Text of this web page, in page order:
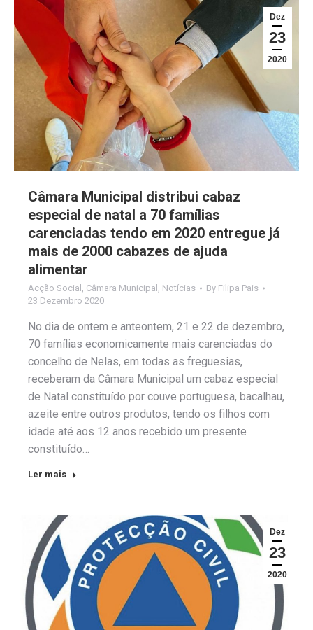
Dez
23
2020
Câmara Municipal distribui cabaz
especial de natal a 70 famílias
carenciadas tendo em 2020 entregue já
mais de 2000 cabazes de ajuda
alimentar
Acção Social Câmara Municipal Notícias By Filipa Pais
23 Dezembro 2020
No dia de ontem e anteontem, 21 e 22 de dezembro,
70 famílias economicamente mais carenciadas do
concelho de Nelas, em todas as freguesias,
receberam da Câmara Municipal um cabaz especial
de Natal constituído por couve portuguesa, bacalhau,
azeite entre outros produtos, tendo os filhos com
idade até aos 12 anos recebido um presente
constituído…
Ler mais
Dez
23
2020